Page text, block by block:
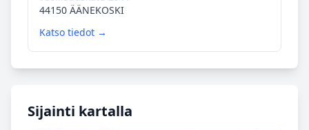
44150 ÄÄNEKOSKI
Katso tiedot →
Sijainti kartalla